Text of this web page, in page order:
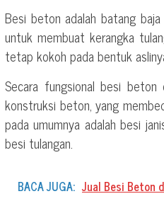
Besi beton adalah batang
untuk membuat kerangka
tetap kokoh pada bentuk
Secara fungsional besi beton
konstruksi beton, yang
pada umumnya adalah besi
besi tulangan.
BACA JUGA: Jual Besi Beton